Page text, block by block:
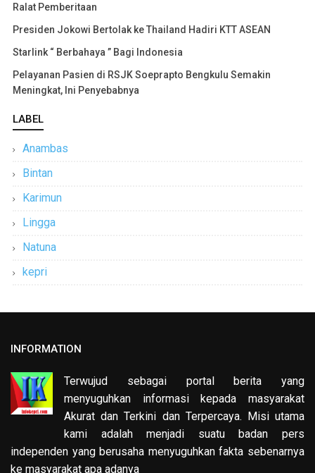
Ralat Pemberitaan
Presiden Jokowi Bertolak ke Thailand Hadiri KTT ASEAN
Starlink “ Berbahaya ” Bagi Indonesia
Pelayanan Pasien di RSJK Soeprapto Bengkulu Semakin
Meningkat, Ini Penyebabnya
LABEL
Anambas
Bintan
Karimun
Lingga
Natuna
kepri
INFORMATION
Terwujud sebagai portal berita yang
menyuguhkan informasi kepada masyarakat
Akurat dan Terkini dan Terpercaya. Misi utama
kami adalah menjadi suatu badan pers
independen yang berusaha menyuguhkan fakta sebenarnya
ke masyarakat apa adanya